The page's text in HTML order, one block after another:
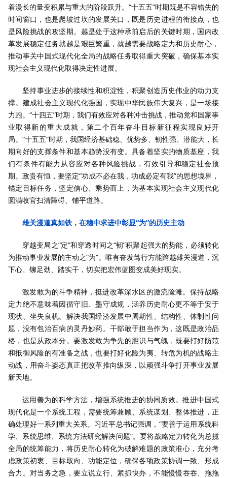
着漫长的量变积累与重大的阶段跃升。“十五五”时期既是不容错失的
时间窗口，也是爬坡过坎的发展关口，既是历史进程的衔接点，也
是风险挑战的攻坚期。越是处于这种承前启后的关键时期，国内改
革发展稳定任务就越是艰巨繁重，就越需要战略定力和历史耐心，
推动事关中国式现代化全局的战略任务取得重大突破，确保基本实
现社会主义现代化取得决定性进展。
坚持事业进步的接续性和积淀性，积聚创造历史伟业的动力支
撑。建成社会主义现代化强国，实现中华民族伟大复兴，是一场接
力跑。“十四五”时期，我们有效应对各种冲击挑战，推动党和国家事
业取得新的重大成就，第二个百年奋斗目标新征程实现良好开
局。“十五五”时期，我国经济基础稳、优势多、韧性强、潜能大，长
期向好的支撑条件和基本趋势没有变。具备着坚实的物质基座，我
们有条件有能力从容应对各种风险挑战，有效引导和稳定社会预
期。政贵有恒，要坚定“功成不必在我，功成必定有我”的思想境界，
锚定目标任务，坚定信心、乘势而上，为基本实现社会主义现代化
圆满收官扫清障碍、铺平道路。
雄关漫道真如铁，在稳中求进中彰显“为”的历史主动
穿越变局之“定”和穿透时间之“韧”积聚起强大的势能，必须转化
为推动事业发展的主动之“为”。唯有奋发笃行方能跨越雄关漫道，沉
下心、铆足劲、踏实干，切实把宏伟蓝图变成美好现实。
激发敢为的斗争精神，挺进改革深水区的激流险滩。保持战略
定力绝不意味着因循守旧、墨守成规，涵养历史耐心更不等于安于
现状、坐失良机。解决我国经济发展中周期性、结构性、体制性问
题，没有包治百病的灵丹妙药。干部敢于担当作为，这既是政治品
格，也是从政本分。要激发敢为争先的胆识与气魄，既要打好防范
和抵御风险的有准备之战，也要打好化险为夷、转危为机的战略主
动战，用奋斗姿态真正把改革推向纵深，以顽强斗争打开事业发展
新天地。
运用善为的科学方法，增强系统推进的协同质效。推进中国式
现代化是一个系统工程，需要统筹兼顾、系统谋划、整体推进，正
确处理好一系列重大关系。习近平总书记强调，“要善于运用系统科
学、系统思维、系统方法研究解决问题”。要将战略定力转化为总揽
全局的统筹能力，将历史耐心转化为破解难题的政策准心，充分考
虑政策初衷、目标取向、功能定位，确保各项政策协调一致、形成
合力。对当务之急，要立说立行、紧抓快办，不能慢慢吞吞、拖拖